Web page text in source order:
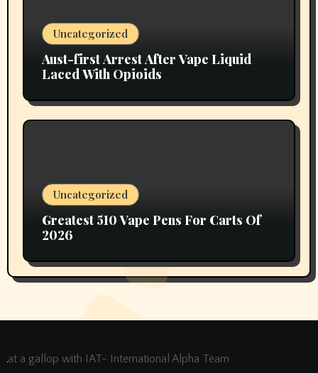
Uncategorized
Aust-first Arrest After Vape Liquid
Laced With Opioids
Uncategorized
Greatest 510 Vape Pens For Carts Of
2026
at a gallop with IAT- International Alpha Team